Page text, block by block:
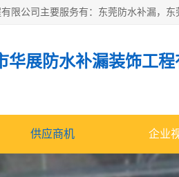
华展防水补漏装饰工程
供应商机 企业